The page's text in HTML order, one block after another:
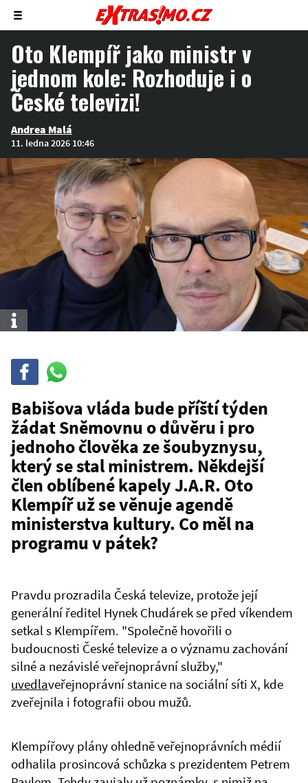
Zobrazit/skrýt
menu
Oto Klempíř jako ministr v
jednom kole: Rozhoduje i o
České televizi!
Andrea Malá
11. ledna 2026 10:46
Info
Sdílej
WhatsAppu
Babišova vláda bude příští týden
žádat Sněmovnu o důvěru i pro
jednoho člověka ze šoubyznysu,
který se stal ministrem. Někdejší
člen oblíbené kapely J.A.R. Oto
Klempíř už se věnuje agendě
ministerstva kultury. Co měl na
programu v pátek?
Pravdu prozradila Česká televize, protože její
generální ředitel Hynek Chudárek se před víkendem
setkal s Klempířem. "Společně hovořili o
budoucnosti České televize a o významu zachování
silné a nezávislé veřejnoprávní služby,"
uvedlaveřejnoprávní stanice na sociální síti X, kde
zveřejnila i fotografii obou mužů.
Klempířovy plány ohledně veřejnoprávních médií
odhalila prosincová schůzka s prezidentem Petrem